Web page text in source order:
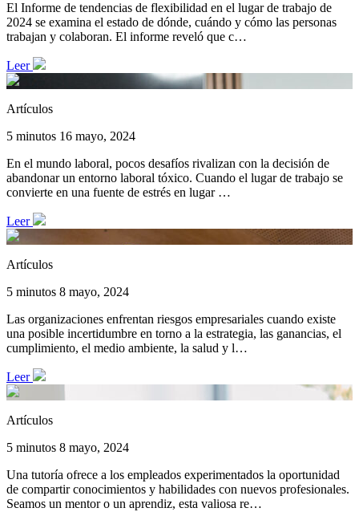
El Informe de tendencias de flexibilidad en el lugar de trabajo de
2024 se examina el estado de dónde, cuándo y cómo las personas
trabajan y colaboran. El informe reveló que c…
Leer
Artículos
5 minutos 16 mayo, 2024
En el mundo laboral, pocos desafíos rivalizan con la decisión de
abandonar un entorno laboral tóxico. Cuando el lugar de trabajo se
convierte en una fuente de estrés en lugar …
Leer
Artículos
5 minutos 8 mayo, 2024
Las organizaciones enfrentan riesgos empresariales cuando existe
una posible incertidumbre en torno a la estrategia, las ganancias, el
cumplimiento, el medio ambiente, la salud y l…
Leer
Artículos
5 minutos 8 mayo, 2024
Una tutoría ofrece a los empleados experimentados la oportunidad
de compartir conocimientos y habilidades con nuevos profesionales.
Seamos un mentor o un aprendiz, esta valiosa re…